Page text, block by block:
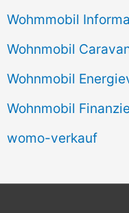
Wohmmobil
Wohnmobil
Wohnmobil
Wohnmobil
womo-verkauf